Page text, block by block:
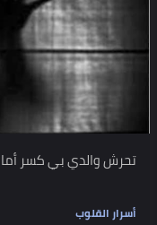
تحرش والدي بي كسر
أسرار القلوب